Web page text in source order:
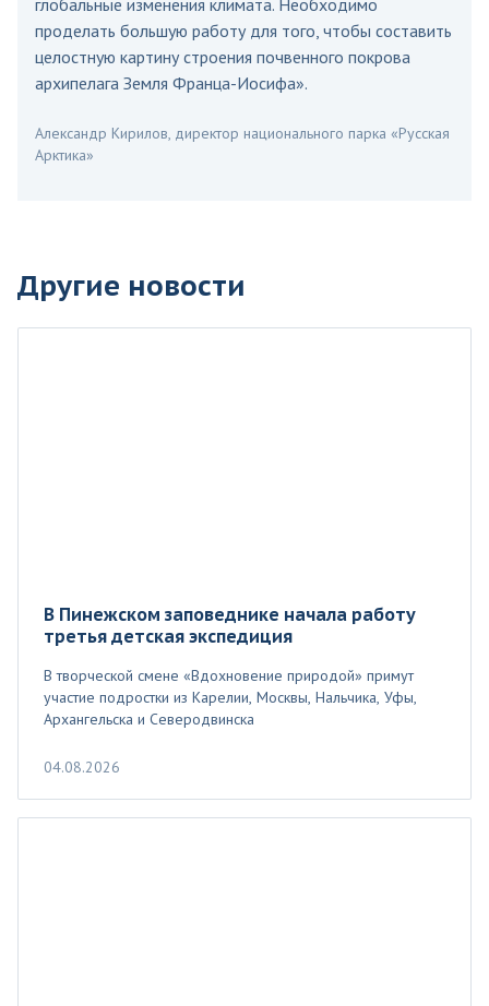
проделать большую работу для того, чтобы составить
целостную картину строения почвенного покрова
архипелага Земля Франца-Иосифа».
Александр Кирилов, директор национального парка «Русская
Арктика»
Другие новости
В Пинежском заповеднике начала работу
третья детская экспедиция
В творческой смене «Вдохновение природой» примут
участие подростки из Карелии, Москвы, Нальчика, Уфы,
Архангельска и Северодвинска
04.08.2026